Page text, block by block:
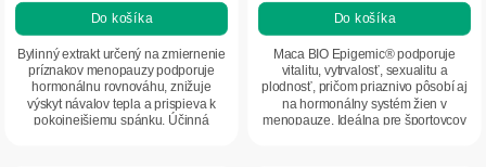
Do košíka
Bylinný extrakt určený na zmiernenie
príznakov menopauzy podporuje
hormonálnu rovnováhu, znižuje
výskyt návalov tepla a prispieva k
pokojnejšiemu spánku. Účinná
Do košíka
Maca BIO Epigemic® podporuje
vitalitu, vytrvalosť, sexualitu a
plodnosť, pričom priaznivo pôsobí aj
na hormonálny systém žien v
menopauze. Ideálna pre športovcov